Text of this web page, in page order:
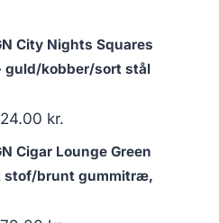
City Nights Squares
guld/kobber/sort stål
kr.
Cigar Lounge Green
stof/brunt gummitræ,